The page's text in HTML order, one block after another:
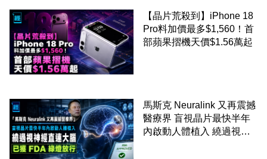
【晶片荒殺到】iPhone 18
Pro料加價最多$1,560！首
部蘋果摺機天價$1.56萬起
馬斯克 Neuralink 又再震撼
醫療界 盲視晶片最快半年
內啟動人體植入 繞過視神